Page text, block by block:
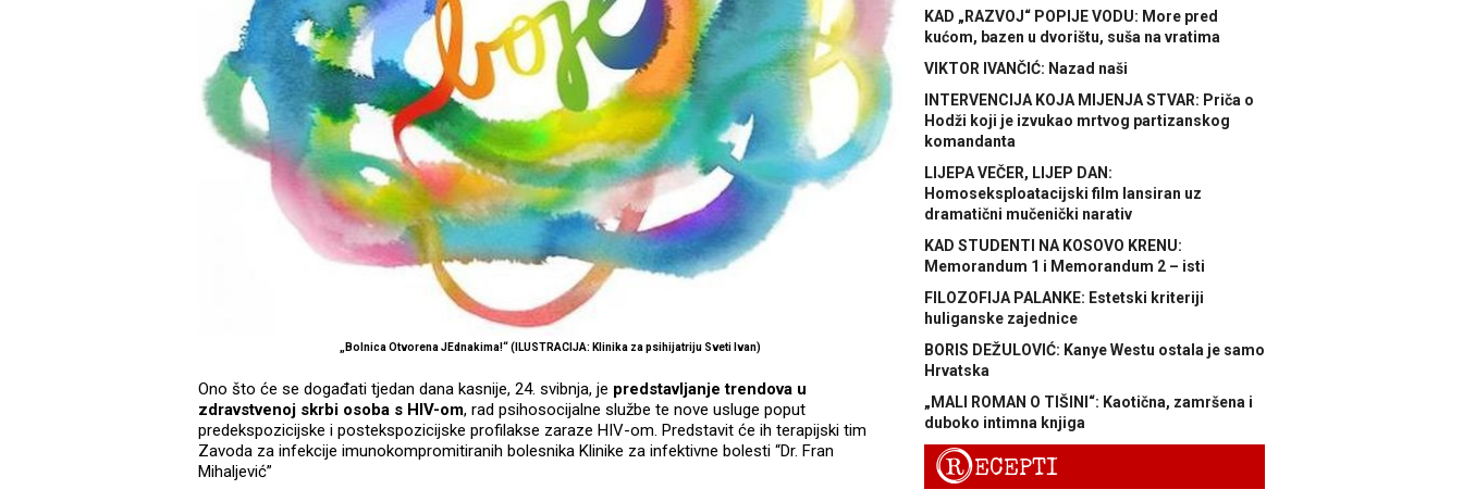
„Bolnica Otvorena JEdnakima!“ (ILUSTRACIJA: Klinika za psihijatriju Sveti Ivan)
Ono što će se događati tjedan dana kasnije, 24. svibnja, je predstavljanje trendova u
zdravstvenoj skrbi osoba s HIV-om, rad psihosocijalne službe te nove usluge poput
predekspozicijske i postekspozicijske profilakse zaraze HIV-om. Predstavit će ih terapijski tim
Zavoda za infekcije imunokompromitiranih bolesnika Klinike za infektivne bolesti “Dr. Fran
Mihaljević”
KAD „RAZVOJ“ POPIJE VODU: More pred
kućom, bazen u dvorištu, suša na vratima
VIKTOR IVANČIĆ: Nazad naši
INTERVENCIJA KOJA MIJENJA STVAR: Priča o
Hodži koji je izvukao mrtvog partizanskog
komandanta
LIJEPA VEČER, LIJEP DAN:
Homoseksploatacijski film lansiran uz
dramatični mučenički narativ
KAD STUDENTI NA KOSOVO KRENU:
Memorandum 1 i Memorandum 2 – isti
FILOZOFIJA PALANKE: Estetski kriteriji
huliganske zajednice
BORIS DEŽULOVIĆ: Kanye Westu ostala je samo
Hrvatska
„MALI ROMAN O TIŠINI“: Kaotična, zamršena i
duboko intimna knjiga
RECEPTI